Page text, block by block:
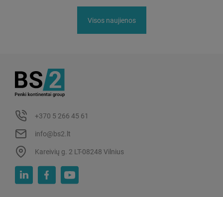
Visos naujienos
+370 5 266 45 61
info@bs2.lt
Kareivių g. 2 LT-08248 Vilnius